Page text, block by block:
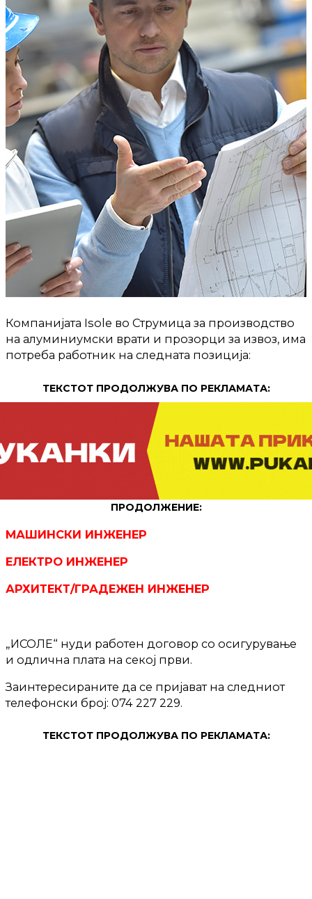
Компанијата Isole во Струмица за производство
на алуминиумски врати и прозорци за извоз, има
потреба работник на следната позиција:
ТЕКСТОТ ПРОДОЛЖУВА ПО РЕКЛАМАТА:
ПРОДОЛЖЕНИЕ:
МАШИНСКИ ИНЖЕНЕР
ЕЛЕКТРО ИНЖЕНЕР
АРХИТЕКТ/ГРАДЕЖЕН ИНЖЕНЕР
„ИСОЛЕ“ нуди работен договор со осигурување
и одлична плата на секој први.
Заинтересираните да се пријават на следниот
телефонски број: 074 227 229.
ТЕКСТОТ ПРОДОЛЖУВА ПО РЕКЛАМАТА: